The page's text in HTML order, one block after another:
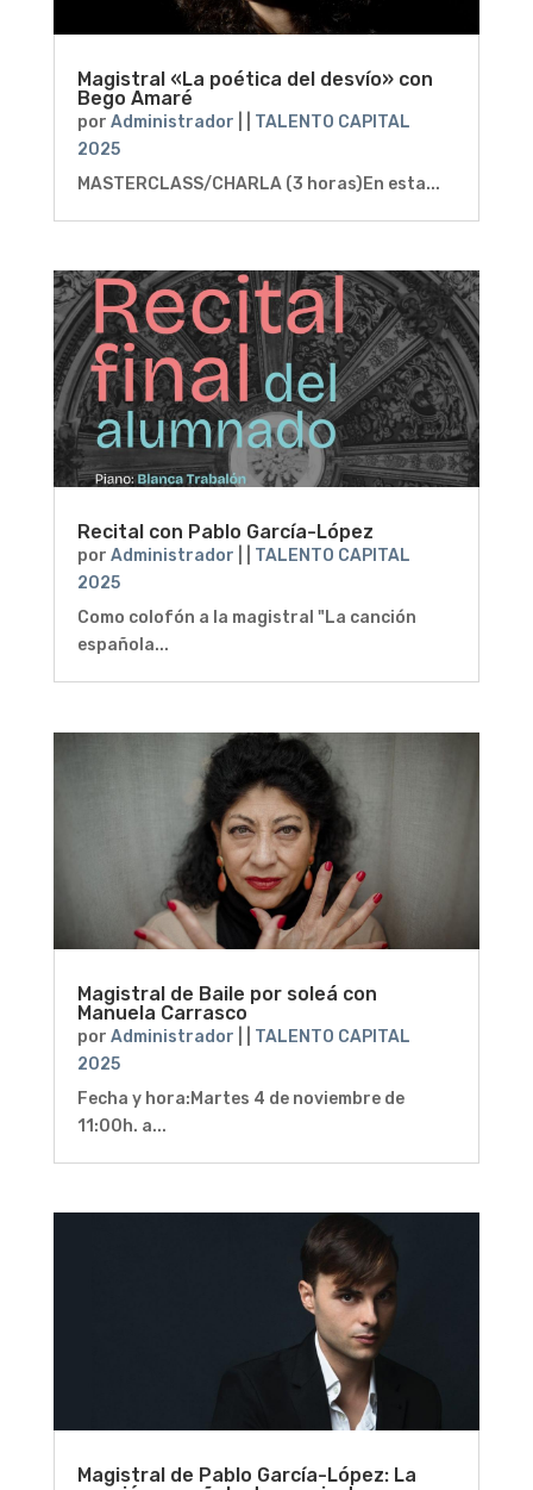
Magistral «La poética del desvío» con
Bego Amaré
por Administrador
TALENTO CAPITAL
2025
MASTERCLASS/CHARLA (3 horas)En esta...
Recital con Pablo García-López
por Administrador
TALENTO CAPITAL
2025
Como colofón a la magistral "La canción
española...
Magistral de Baile por soleá con
Manuela Carrasco
por Administrador
TALENTO CAPITAL
2025
Fecha y hora:Martes 4 de noviembre de
11:00h. a...
Magistral de Pablo García-López: La